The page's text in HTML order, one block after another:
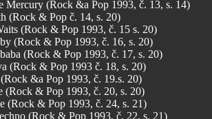
Mercury (Rock &a Pop 1993, č. 13, s. 14)
(Rock & Pop č. 14, s. 20)
(Rock & Pop 1993, č. 15 s. 20)
(Rock & Pop 1993, č. 16, s. 20)
(Rock & Pop 1993, č. 17, s. 20)
(Rock & Pop 1993 č. 18, s. 20)
&a Pop 1993, č. 19.s. 20)
(Rock & Pop 1993, č. 20, s. 20)
(Rock & Pop 1993, č. 24, s. 21)
(Rock & Pop 1993, č. 22, s. 21)